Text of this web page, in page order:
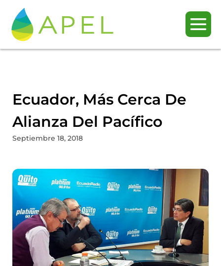
Ecuador, Más Cerca De
Alianza Del Pacífico
Septiembre 18, 2018